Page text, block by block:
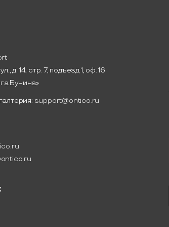
д. 14, стр. 7, подъезд 1, оф. 16
Бунина»
support@ontico.ru